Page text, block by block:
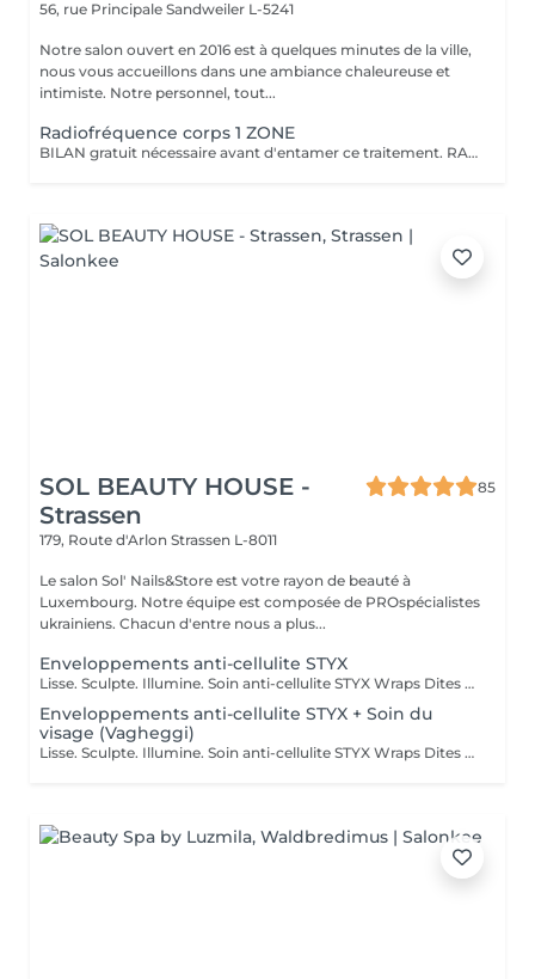
56, rue Principale Sandweiler L-5241
Notre salon ouvert en 2016 est à quelques minutes de la ville,
nous vous accueillons dans une ambiance chaleureuse et
intimiste. Notre personnel, tout...
Radiofréquence corps 1 ZONE
BILAN gratuit nécessaire avant d'entamer ce traitement. RADIOFREQUENCE 448Khz CAPACITIVE RESISTIVE monpolaire Non douloureux, non invasif. Technique pour raffermir, contre la cellulite, réduction de volume. La radiofréquence émet de la chaleur induite par une onde qui génère un effet tenseur et immédiat et durable. Traitement 6 à 12 séances pour atteindre des résultats, cela dépend de la qualité de la peau, de l'âge, du volume concernés entre autres.
SOL BEAUTY HOUSE -
Strassen
85
179, Route d'Arlon Strassen L-8011
Le salon Sol' Nails&Store est votre rayon de beauté à
Luxembourg. Notre équipe est composée de PROspécialistes
ukrainiens. Chacun d'entre nous a plus...
Enveloppements anti-cellulite STYX
Lisse. Sculpte. Illumine. Soin anti-cellulite STYX Wraps Dites adieu à la cellulite tenace et bonjour à une peau plus lisse et plus ferme ! Nos STYX Wraps constituent un soin anti-cellulite puissant qui utilise des ingrédients actifs naturels et des bandages de compression pour tonifier et détoxifier visiblement votre corps. Ses bienfaits : Cible et réduit l'apparence de la cellulite Stimule la circulation sanguine et lymphatique Raffermit, lisse et hydrate la peau Aide à redessiner les zones à problèmes Ressentez l'effet tenseur dès la première séance et profitez d'une silhouette rafraîchie et sculptée. Idéal en traitement ponctuel ou en cure pour des résultats durables. Prête à retrouver confiance en vous grâce aux bandages ?
Enveloppements anti-cellulite STYX + Soin du
visage (Vagheggi)
Lisse. Sculpte. Illumine. Soin anti-cellulite STYX Wraps Dites adieu à la cellulite tenace et bonjour à une peau plus lisse et plus ferme ! Nos STYX Wraps constituent un soin anti-cellulite puissant qui utilise des ingrédients actifs naturels et des bandages de compression pour tonifier et détoxifier visiblement votre corps. Ses bienfaits : Cible et réduit l'apparence de la cellulite Stimule la circulation sanguine et lymphatique Raffermit, lisse et hydrate la peau Aide à redessiner les zones à problèmes Ressentez l'effet tenseur dès la première séance et profitez d'une silhouette rafraîchie et sculptée. Idéal en traitement unique ou en cure pour des résultats à long terme. Profitez pleinement de ce moment pour profiter d'un soin du visage pendant la durée de l'enveloppement ! Prête à retrouver confiance en vous grâce à nos enveloppements ?